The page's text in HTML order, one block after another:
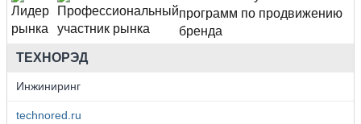
ТЕХНОРЭД
Инжиниринг
technored.ru